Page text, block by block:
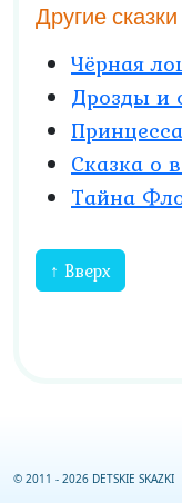
Другие сказки
Чёрная
Дрозды и
Сказка о
Тайна
↑ Вверх
© 2011 - 2026 DETSKIE SKAZKI